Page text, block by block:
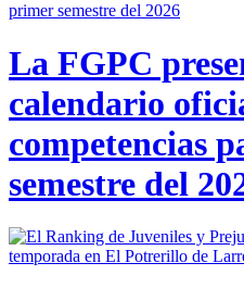
La FGPC
calendario
competencias
semestre del